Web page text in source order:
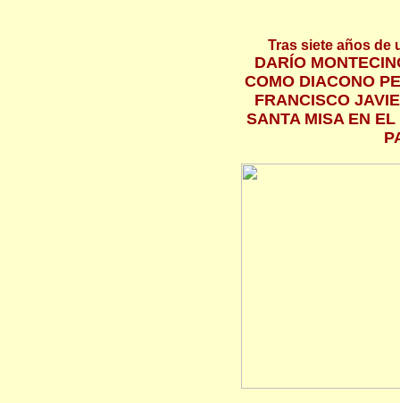
Tras siete años de
DARÍO
COMO DIACONO
FRANCISCO
SANTA MISA EN